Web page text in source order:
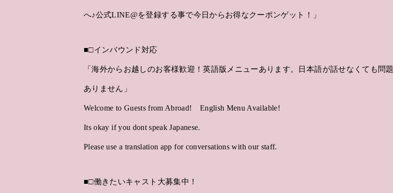
へ♪公式LINE@を登録する事で今日からお得なクーポンゲット！」
■□インバウンド対応
「海外からお越しのお客様歓迎！英語版メニューあります。日本語が話せなくても問題
ありません」
Welcome to Guests from Abroad! English Menu Available!
Its okay if you dont speak Japanese.
Please use a translation app for conversations with our staff.
■□働きたいキャスト大募集中！